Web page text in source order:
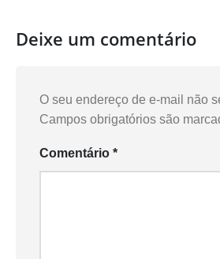
Deixe um comentário
O seu endereço de e-mail não
Campos obrigatórios são
Comentário *